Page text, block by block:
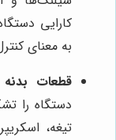
کارایی
به معنای
قطعات
دستگاه را
تیغه،